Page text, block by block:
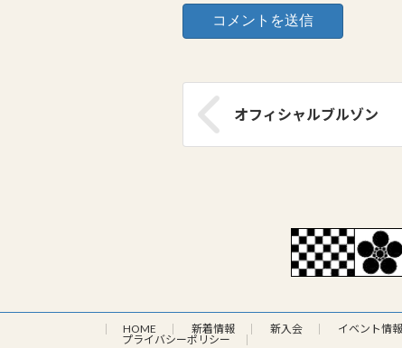
オフィシャルブルゾン
HOME 新着情報 新入会 イベント情報
プライバシーポリシー